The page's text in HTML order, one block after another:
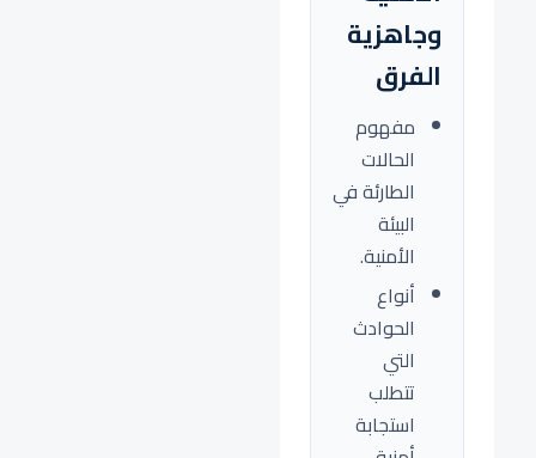
وجاهزية
الفرق
مفهوم
الحالات
الطارئة في
البيئة
الأمنية.
أنواع
الحوادث
التي
تتطلب
استجابة